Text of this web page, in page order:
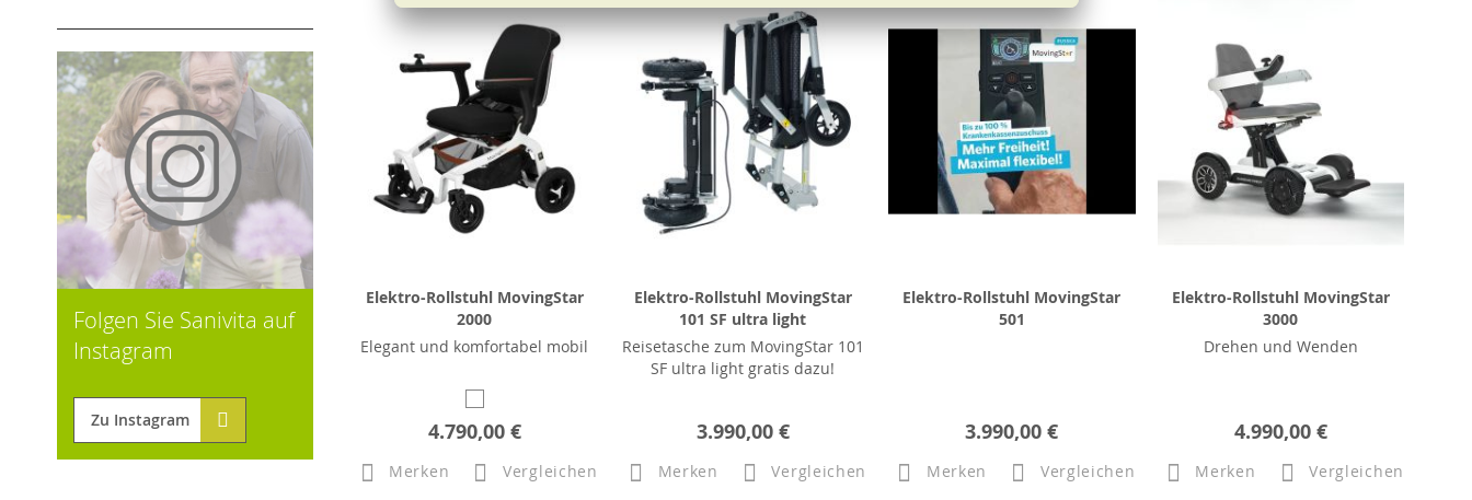
Elektro-Rollstuhl MovingStar
2000
Elegant und komfortabel mobil
4.790,00 €
Merken Vergleichen
Elektro-Rollstuhl MovingStar
101 SF ultra light
Reisetasche zum MovingStar 101
SF ultra light gratis dazu!
3.990,00 €
Merken Vergleichen
Elektro-Rollstuhl MovingStar
501
3.990,00 €
Merken Vergleichen
Elektro-Rollstuhl MovingStar
3000
Drehen und Wenden
4.990,00 €
Merken Vergleichen
Folgen Sie Sanivita auf
Instagram
Zu Instagram